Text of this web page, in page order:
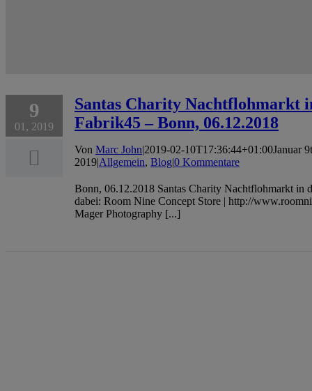
9
01, 2019
Santas Charity Nachtflohmarkt
Fabrik45 – Bonn, 06.12.2018
Von Marc John|2019-02-10T17:36:44+01:00Januar
2019|Allgemein, Blog|0 Kommentare
Bonn, 06.12.2018 Santas Charity Nachtflohmarkt in
dabei: Room Nine Concept Store | http://
Mager Photography [...]